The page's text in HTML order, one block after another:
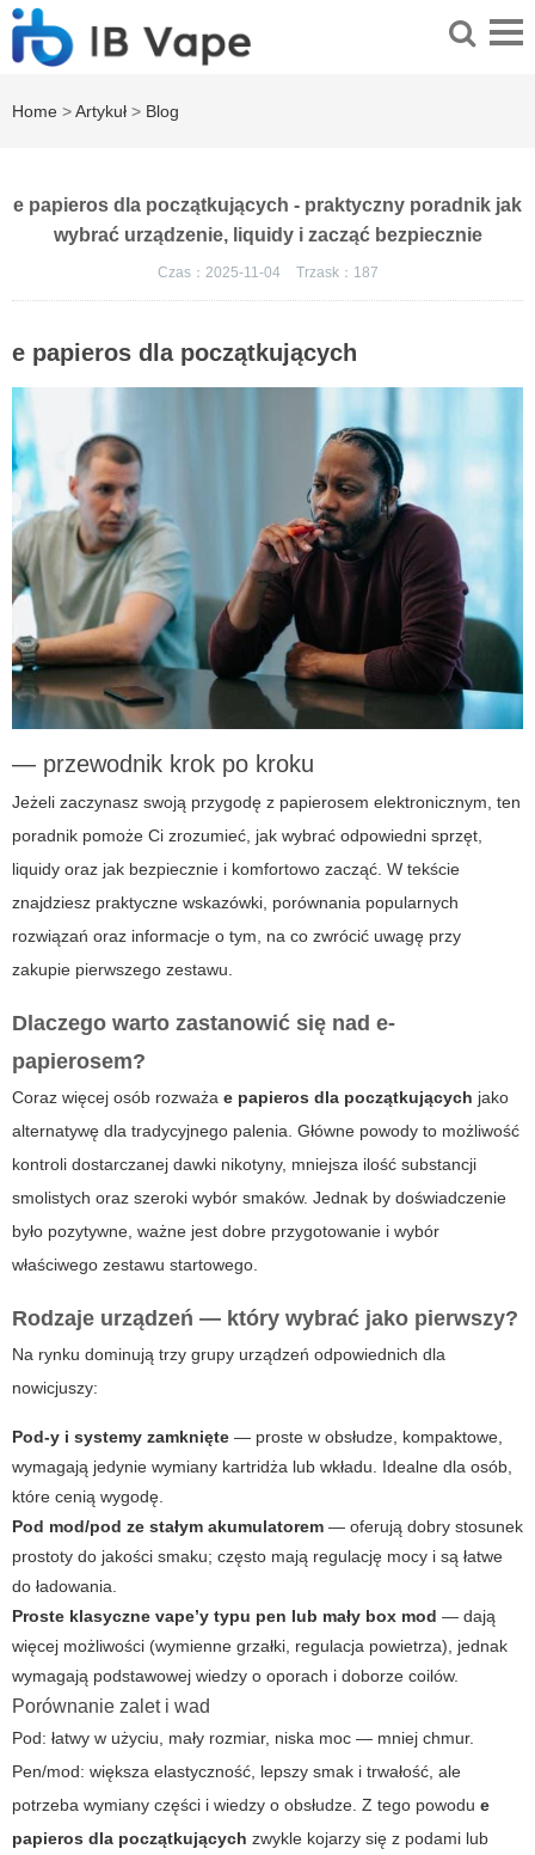
Home >Artykuł > Blog
e papieros dla początkujących - praktyczny poradnik jak
wybrać urządzenie, liquidy i zacząć bezpiecznie
Czas：2025-11-04 Trzask： 187
e papieros dla początkujących
— przewodnik krok po kroku
Jeżeli zaczynasz swoją przygodę z papierosem elektronicznym, ten
poradnik pomoże Ci zrozumieć, jak wybrać odpowiedni sprzęt,
liquidy oraz jak bezpiecznie i komfortowo zacząć. W tekście
znajdziesz praktyczne wskazówki, porównania popularnych
rozwiązań oraz informacje o tym, na co zwrócić uwagę przy
zakupie pierwszego zestawu.
Dlaczego warto zastanowić się nad e-
papierosem?
Coraz więcej osób rozważa e papieros dla początkujących jako
alternatywę dla tradycyjnego palenia. Główne powody to możliwość
kontroli dostarczanej dawki nikotyny, mniejsza ilość substancji
smolistych oraz szeroki wybór smaków. Jednak by doświadczenie
było pozytywne, ważne jest dobre przygotowanie i wybór
właściwego zestawu startowego.
Rodzaje urządzeń — który wybrać jako pierwszy?
Na rynku dominują trzy grupy urządzeń odpowiednich dla
nowicjuszy:
Pod-y i systemy zamknięte — proste w obsłudze, kompaktowe,
wymagają jedynie wymiany kartridża lub wkładu. Idealne dla osób,
które cenią wygodę.
Pod mod/pod ze stałym akumulatorem — oferują dobry stosunek
prostoty do jakości smaku; często mają regulację mocy i są łatwe
do ładowania.
Proste klasyczne vape’y typu pen lub mały box mod — dają
więcej możliwości (wymienne grzałki, regulacja powietrza), jednak
wymagają podstawowej wiedzy o oporach i doborze coilów.
Porównanie zalet i wad
Pod: łatwy w użyciu, mały rozmiar, niska moc — mniej chmur.
Pen/mod: większa elastyczność, lepszy smak i trwałość, ale
potrzeba wymiany części i wiedzy o obsłudze. Z tego powodu e
papieros dla początkujących zwykle kojarzy się z podami lub